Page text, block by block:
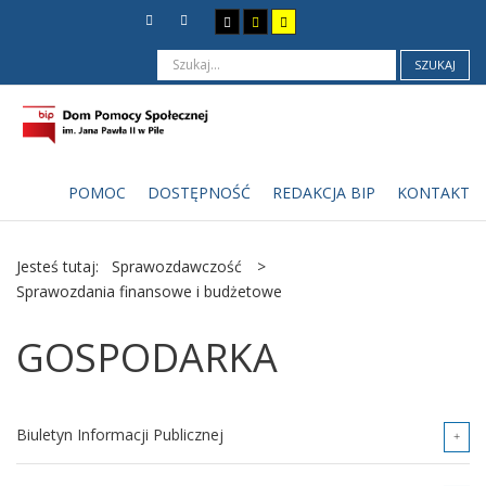
SZUKAJ
POMOC DOSTĘPNOŚĆ REDAKCJA BIP KONTAKT
Jesteś tutaj: Sprawozdawczość
>
Sprawozdania finansowe i budżetowe
GOSPODARKA
Biuletyn Informacji Publicznej